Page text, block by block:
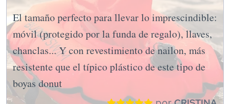
El tamaño perfecto para llevar lo imprescindible:
móvil (protegido por la funda de regalo), llaves,
chanclas... Y con revestimiento de nailon, más
resistente que el típico plástico de este tipo de
boyas donut